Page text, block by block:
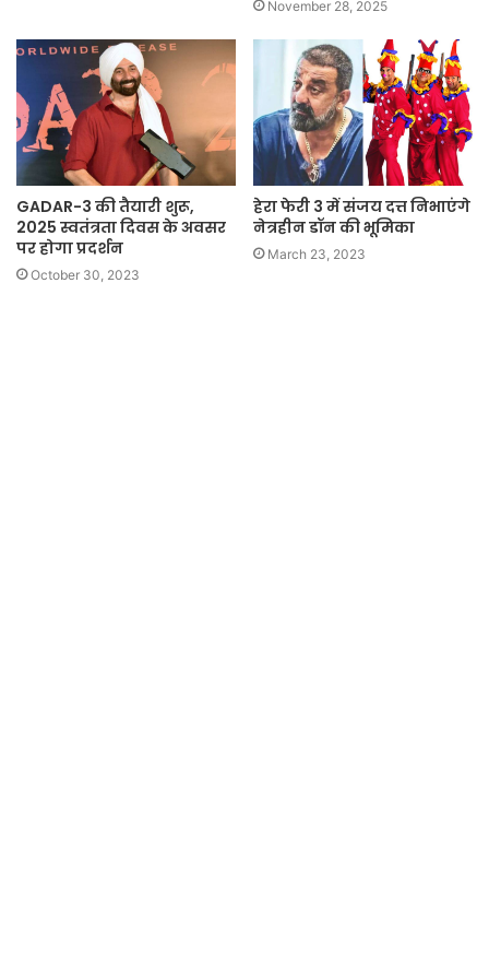
November 28, 2025
GADAR-3 की तैयारी शुरू,
2025 स्वतंत्रता दिवस के अवसर
पर होगा प्रदर्शन
October 30, 2023
हेरा फेरी 3 में संजय दत्त निभाएंगे
नेत्रहीन डॉन की भूमिका
March 23, 2023